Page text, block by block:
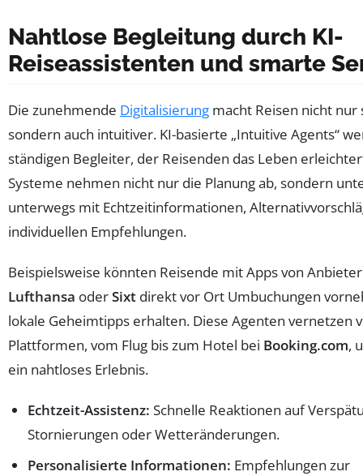
Nahtlose Begleitung durch KI-
Reiseassistenten und smarte
Die zunehmende Digitalisierung macht Reisen nicht
sondern auch intuitiver. KI-basierte „Intuitive Agents“
ständigen Begleiter, der Reisenden das Leben
Systeme nehmen nicht nur die Planung ab, sondern
unterwegs mit Echtzeitinformationen,
individuellen Empfehlungen.
Beispielsweise könnten Reisende mit Apps von
Lufthansa oderSixt direkt vor Ort Umbuchungen
lokale Geheimtipps erhalten. Diese Agenten vernetzen
Plattformen, vom Flug bis zum Hotel bei Booking.com,
ein nahtloses Erlebnis.
Echtzeit-Assistenz: Schnelle Reaktionen auf
Stornierungen oder Wetteränderungen.
Personalisierte Informationen: Empfehlungen zur